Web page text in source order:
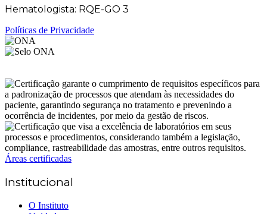
Hematologista: RQE-GO 3
Políticas de Privacidade
Áreas certificadas
Institucional
O Instituto